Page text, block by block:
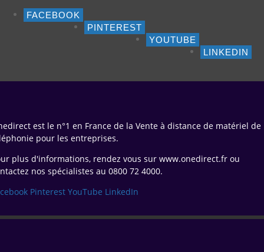
FACEBOOK
PINTEREST
YOUTUBE
LINKEDIN
est le n°1 en France de la Vente à distance de matériel de
pour les entreprises.
plus d'informations, rendez vous sur www.onedirect.fr ou
nos spécialistes au 0800 72 4000.
Pinterest YouTube LinkedIn